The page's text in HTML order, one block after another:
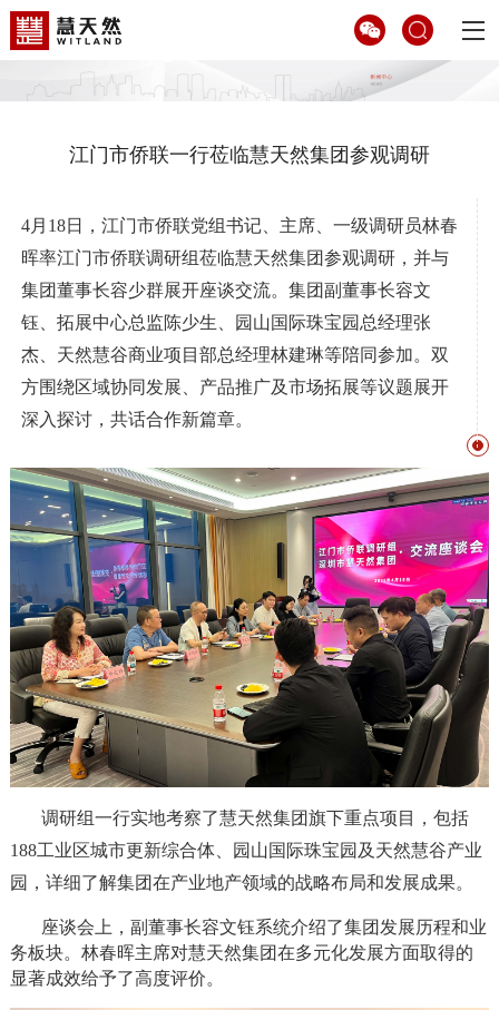
江门市侨联一行莅临慧天然集团参观调研
4月18日，江门市侨联党组书记、主席、一级调研员林春
晖率江门市侨联调研组莅临慧天然集团参观调研，并与
集团董事长容少群展开座谈交流。集团副董事长容文
钰、拓展中心总监陈少生、园山国际珠宝园总经理张
杰、天然慧谷商业项目部总经理林建琳等陪同参加。双
方围绕区域协同发展、产品推广及市场拓展等议题展开
深入探讨，共话合作新篇章。
调研组一行实地考察了慧天然集团旗下重点项目，包括
188工业区城市更新综合体、园山国际珠宝园及天然慧谷产业
园，详细了解集团在产业地产领域的战略布局和发展成果。
座谈会上，副董事长容文钰系统介绍了集团发展历程和业
务板块。 林春晖主席对慧天然集团在多元化发展方面取得的
显著成效给予了高度评价。